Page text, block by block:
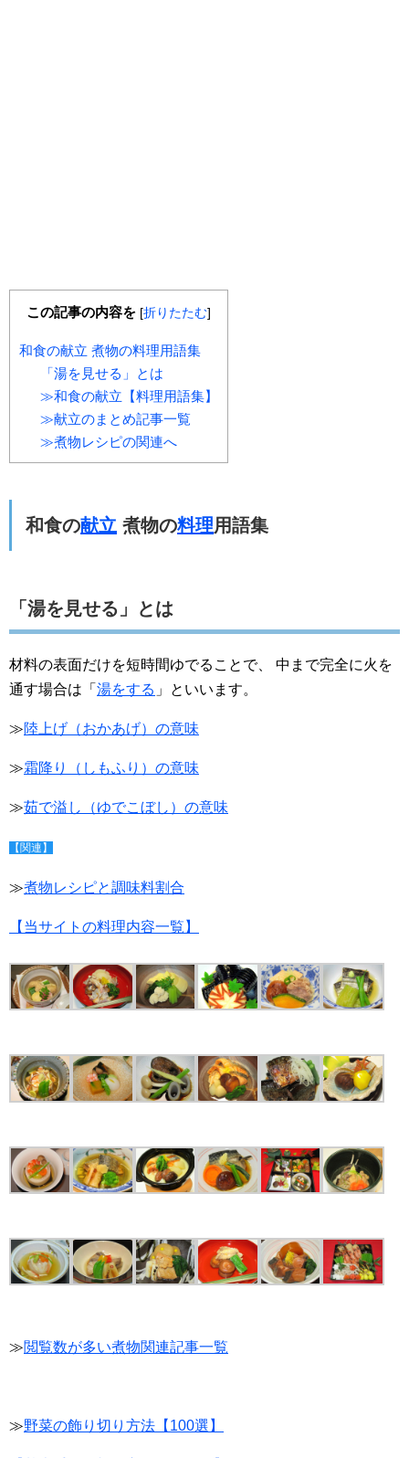
この記事の内容を [折りたたむ]
和食の献立 煮物の料理用語集
「湯を見せる」とは
≫和食の献立【料理用語集】
≫献立のまとめ記事一覧
≫煮物レシピの関連へ
和食の献立 煮物の料理用語集
「湯を見せる」とは
材料の表面だけを短時間ゆでることで、 中まで完全に火を
通す場合は「 湯をする 」といいます。
≫陸上げ（おかあげ）の意味
≫霜降り（しもふり）の意味
≫茹で溢し（ゆでこぼし）の意味
【関連】
≫煮物レシピと調味料割合
【当サイトの料理内容一覧】
≫閲覧数が多い煮物関連記事一覧
≫野菜の飾り切り方法【100選】